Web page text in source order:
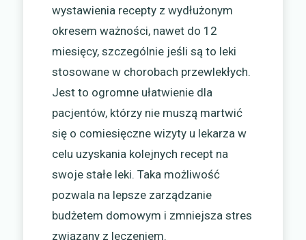
wystawienia recepty z wydłużonym
okresem ważności, nawet do 12
miesięcy, szczególnie jeśli są to leki
stosowane w chorobach przewlekłych.
Jest to ogromne ułatwienie dla
pacjentów, którzy nie muszą martwić
się o comiesięczne wizyty u lekarza w
celu uzyskania kolejnych recept na
swoje stałe leki. Taka możliwość
pozwala na lepsze zarządzanie
budżetem domowym i zmniejsza stres
związany z leczeniem.